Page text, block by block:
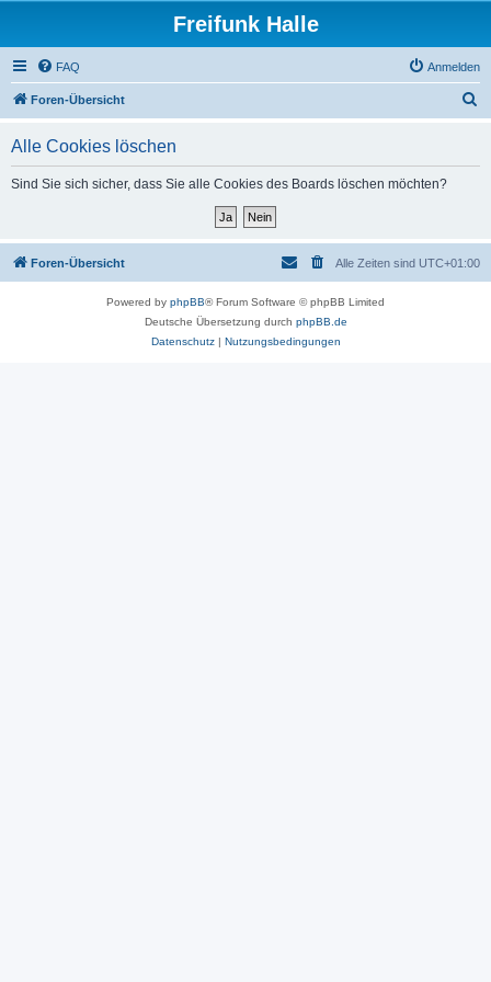
Freifunk Halle
FAQ Anmelden
Foren-Übersicht
Alle Cookies löschen
Sind Sie sich sicher, dass Sie alle Cookies des Boards löschen möchten?
Foren-Übersicht Alle Zeiten sind UTC+01:00
Powered by phpBB® Forum Software © phpBB Limited
Deutsche Übersetzung durch phpBB.de
Datenschutz| Nutzungsbedingungen